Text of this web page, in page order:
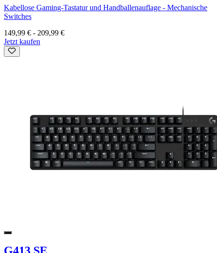
Kabellose Gaming-Tastatur und Handballenauflage - Mechanische
Switches
149,99 € - 209,99 €
Jetzt kaufen
G413 SE